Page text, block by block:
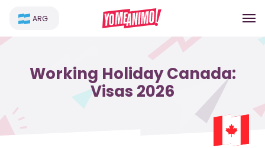
ARG
Working Holiday Canada:
Visas 2026